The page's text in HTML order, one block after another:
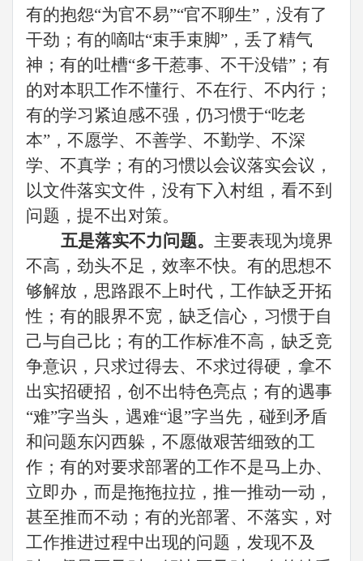
有的抱怨“为官不易”“官不聊生”，没有了
干劲；有的嘀咕“束手束脚”，丢了精气
神；有的吐槽“多干惹事、不干没错”；有
的对本职工作不懂行、不在行、不内行；
有的学习紧迫感不强，仍习惯于“吃老
本”，不愿学、不善学、不勤学、不深
学、不真学；有的习惯以会议落实会议，
以文件落实文件， 没有下入村组， 看不到
问题，提不出对策。
五是落实不力问题。 主要表现为境界
不高，劲头不足，效率不快。有的思想不
够解放，思路跟不上时代，工作缺乏开拓
性；有的眼界不宽，缺乏信心，习惯于自
己与自己比；有的工作标准不高，缺乏竞
争意识，只求过得去、不求过得硬，拿不
出实招硬招，创不出特色亮点；有的遇事
“难”字当头，遇难“退”字当先，碰到矛盾
和问题东闪西躲，不愿做艰苦细致的工
作；有的对要求部署的工作不是马上办、
立即办，而是拖拖拉拉，推一推动一动，
甚至推而不动；有的光部署、不落实，对
工作推进过程中出现的问题，发现不及